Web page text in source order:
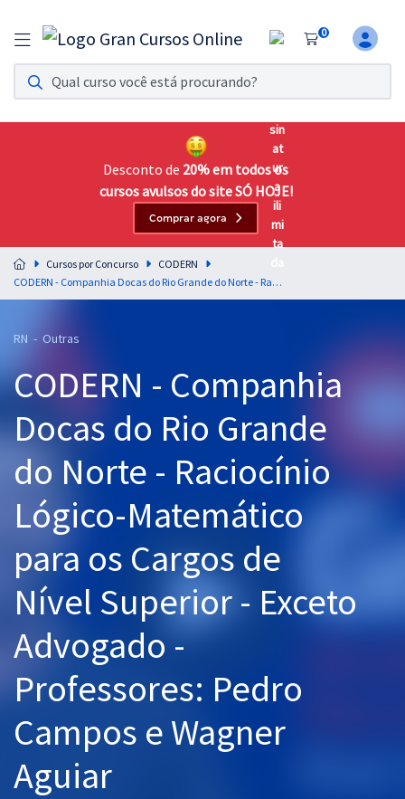
0
Assinatura Ilimitada 11
Acesso a todos os cursos. Teste grátis por 7 dias!
Assinatura OAB Até Passar
Acesso ilimitado a toda preparação para o Exame da
Residências Multiprofissionais
Preparação completa e intensiva para as principais
residências em saúde do Brasil
Cursos 20% OFF
Pós
Graduação
OAB
Questões grátis
Aprovados
Atendimento
Desconto de 20% em todos os
cursos avulsos do site SÓ HOJE!
Comprar agora
Cursos por Concurso
CODERN
CODERN - Companhia Docas do Rio Grande do Norte - Raciocínio Lógico-Matemático para os Cargos de Nível Superior - Exceto Advogado - Professores: Pedro Campos e Wagner Aguiar
RN - Outras
CODERN - Companhia
Docas do Rio Grande
do Norte - Raciocínio
Lógico-Matemático
para os Cargos de
Nível Superior - Exceto
Advogado -
Professores: Pedro
Campos e Wagner
Aguiar